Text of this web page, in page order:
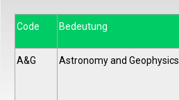
Code Bedeutung
A&G
Astronomy and Geophysics